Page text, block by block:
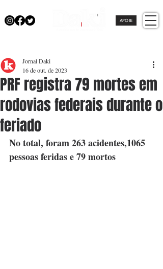
APOIE
PRF registra 79 mortes em
rodovias federais durante o
feriado
Jornal Daki
16 de out. de 2023
No total, foram 263 acidentes,1065
pessoas feridas e 79 mortos